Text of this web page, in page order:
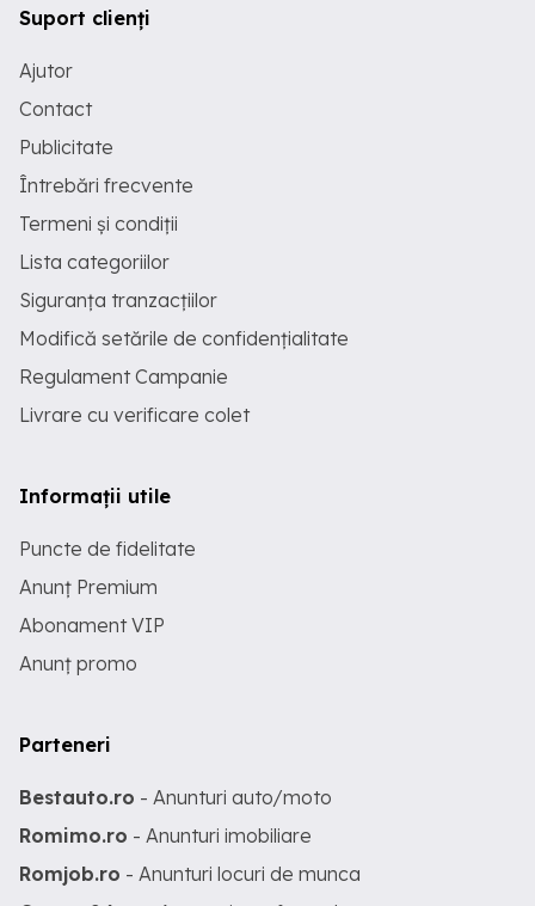
Suport clienți
Ajutor
Contact
Publicitate
Întrebări frecvente
Termeni și condiții
Lista categoriilor
Siguranța tranzacțiilor
Modifică setările de confidențialitate
Regulament Campanie
Livrare cu verificare colet
Informații utile
Puncte de fidelitate
Anunț Premium
Abonament VIP
Anunț promo
Parteneri
Bestauto.ro - Anunturi auto/moto
Romimo.ro - Anunturi imobiliare
Romjob.ro - Anunturi locuri de munca